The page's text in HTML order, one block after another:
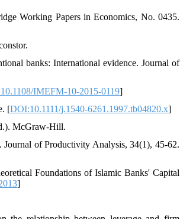
Working Papers in Economics, No. 0435.
banks: International evidence. Journal of
IMEFM-10-2015-0119]
[DOI:10.1111/j.1540-6261.1997.tb04820.x]
McGraw-Hill.
of Productivity Analysis, 34(1), 45-62.
Foundations of Islamic Banks' Capital
]